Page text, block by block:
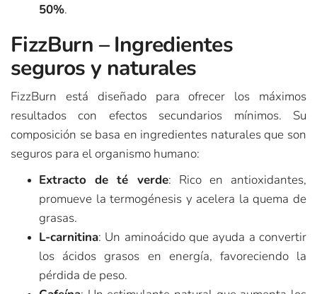
50%.
FizzBurn – Ingredientes
seguros y naturales
FizzBurn está diseñado para ofrecer los máximos
resultados con efectos secundarios mínimos. Su
composición se basa en ingredientes naturales que son
seguros para el organismo humano:
Extracto de té verde: Rico en antioxidantes,
promueve la termogénesis y acelera la quema de
grasas.
L-carnitina: Un aminoácido que ayuda a convertir
los ácidos grasos en energía, favoreciendo la
pérdida de peso.